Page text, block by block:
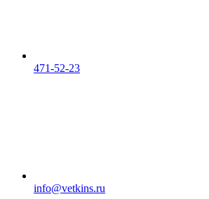
471-52-23
info@vetkins.ru